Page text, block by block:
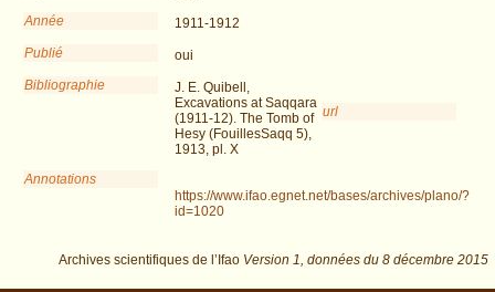
Année
1911-1912
Publié
oui
Bibliographie
J. E. Quibell,
Excavations at Saqqara
(1911-12). The Tomb of
Hesy (FouillesSaqq 5),
1913, pl. X
Annotations
url
https://www.ifao.egnet.net/bases/archives/plano/?
id=1020
Archives scientifiques de l’Ifao Version 1, données du 8 décembre 2015